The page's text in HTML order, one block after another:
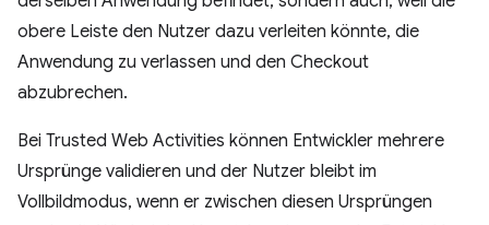
obere Leiste den Nutzer dazu verleiten könnte, die
Anwendung zu verlassen und den Checkout
abzubrechen.
Bei Trusted Web Activities können Entwickler mehrere
Ursprünge validieren und der Nutzer bleibt im
Vollbildmodus, wenn er zwischen diesen Ursprüngen